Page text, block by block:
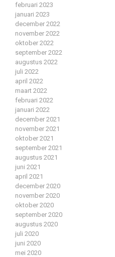
februari 2023
januari 2023
december 2022
november 2022
oktober 2022
september 2022
augustus 2022
juli 2022
april 2022
maart 2022
februari 2022
januari 2022
december 2021
november 2021
oktober 2021
september 2021
augustus 2021
juni 2021
april 2021
december 2020
november 2020
oktober 2020
september 2020
augustus 2020
juli 2020
juni 2020
mei 2020